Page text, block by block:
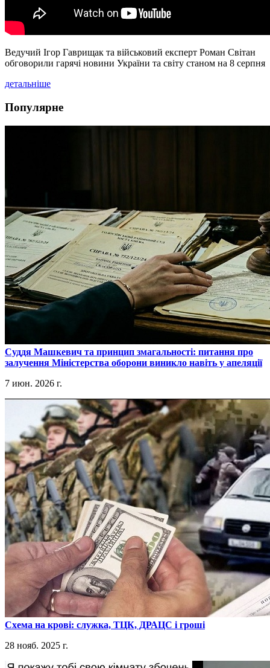
Ведучий Ігор Гаврищак та військовий експерт Роман Світан
обговорили гарячі новини України та світу станом на 8 серпня
детальніше
Популярне
​Суддя Машкевич та принцип змагальності: питання про
залучення Міністерства оборони виникло навіть у апеляції
7 июн. 2026 г.
​Схема на крові: служка, ТЦК, ДРАЦС і гроші
28 нояб. 2025 г.